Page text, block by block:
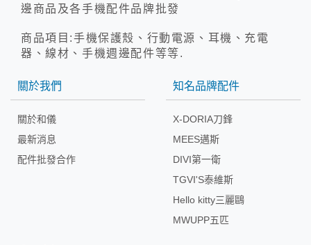
邊商品及各手機配件品牌批發
商品項目:手機保護殼、行動電源、耳機、充電
器、線材、手機週邊配件等等.
關於我們
關於和儀
最新消息
配件批發合作
知名品牌配件
X-DORIA刀鋒
MEES邁斯
DIVI第一衛
TGVI'S泰維斯
Hello kitty三麗鷗
MWUPP五匹